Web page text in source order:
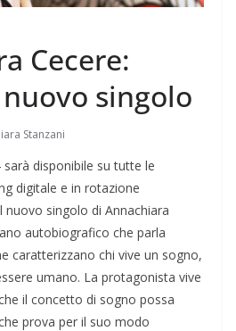
Cecere:
nuovo singolo
Stanzani
disponibile su tutte le
digitale e in rotazione
nuovo singolo di Annachiara
autobiografico che parla
caratterizzano chi vive un sogno,
umano. La protagonista vive
il concetto di sogno possa
prova per il suo modo